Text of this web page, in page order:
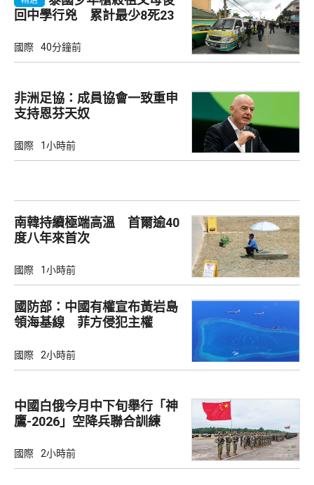
回中學行兇 累計最少8死23
國際 40分鐘前
非洲足協：成員協會一致重申
支持恩芬天奴
國際 1小時前
南韓持續極端高溫 首爾逾40
度八年來首次
國際 1小時前
國防部：中國有權宣布黃岩島
領海基線 菲方侵犯主權
國際 2小時前
中國白俄今月中下旬舉行「神
鷹-2026」空降兵聯合訓練
國際 2小時前